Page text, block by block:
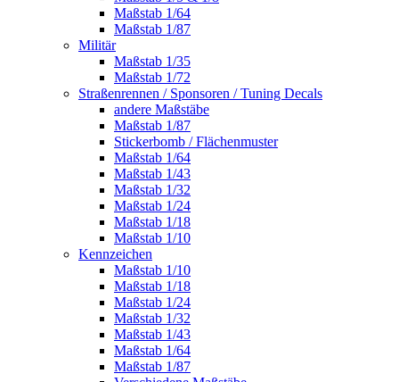
Maßstab 1/64
Maßstab 1/87
Militär
Maßstab 1/35
Maßstab 1/72
Straßenrennen / Sponsoren / Tuning Decals
andere Maßstäbe
Maßstab 1/87
Stickerbomb / Flächenmuster
Maßstab 1/64
Maßstab 1/43
Maßstab 1/32
Maßstab 1/24
Maßstab 1/18
Maßstab 1/10
Kennzeichen
Maßstab 1/10
Maßstab 1/18
Maßstab 1/24
Maßstab 1/32
Maßstab 1/43
Maßstab 1/64
Maßstab 1/87